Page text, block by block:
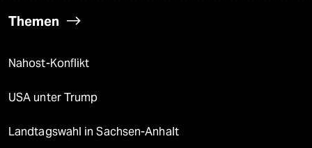
Themen
Nahost-Konflikt
USA unter Trump
Landtagswahl in Sachsen-Anhalt